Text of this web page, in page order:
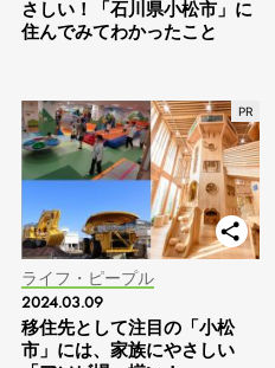
さしい！「石川県小松市」に
住んでみてわかったこと
ライフ・ピープル
2024.03.09
移住先として注目の「小松
市」には、家族にやさしい